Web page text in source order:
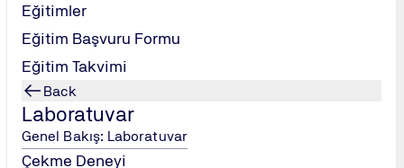
Eğitimler
Eğitim Başvuru Formu
Eğitim Takvimi
Back
Laboratuvar
Genel Bakış: Laboratuvar
Çekme Deneyi